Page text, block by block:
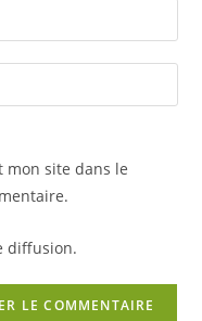
mon site dans le
diffusion.